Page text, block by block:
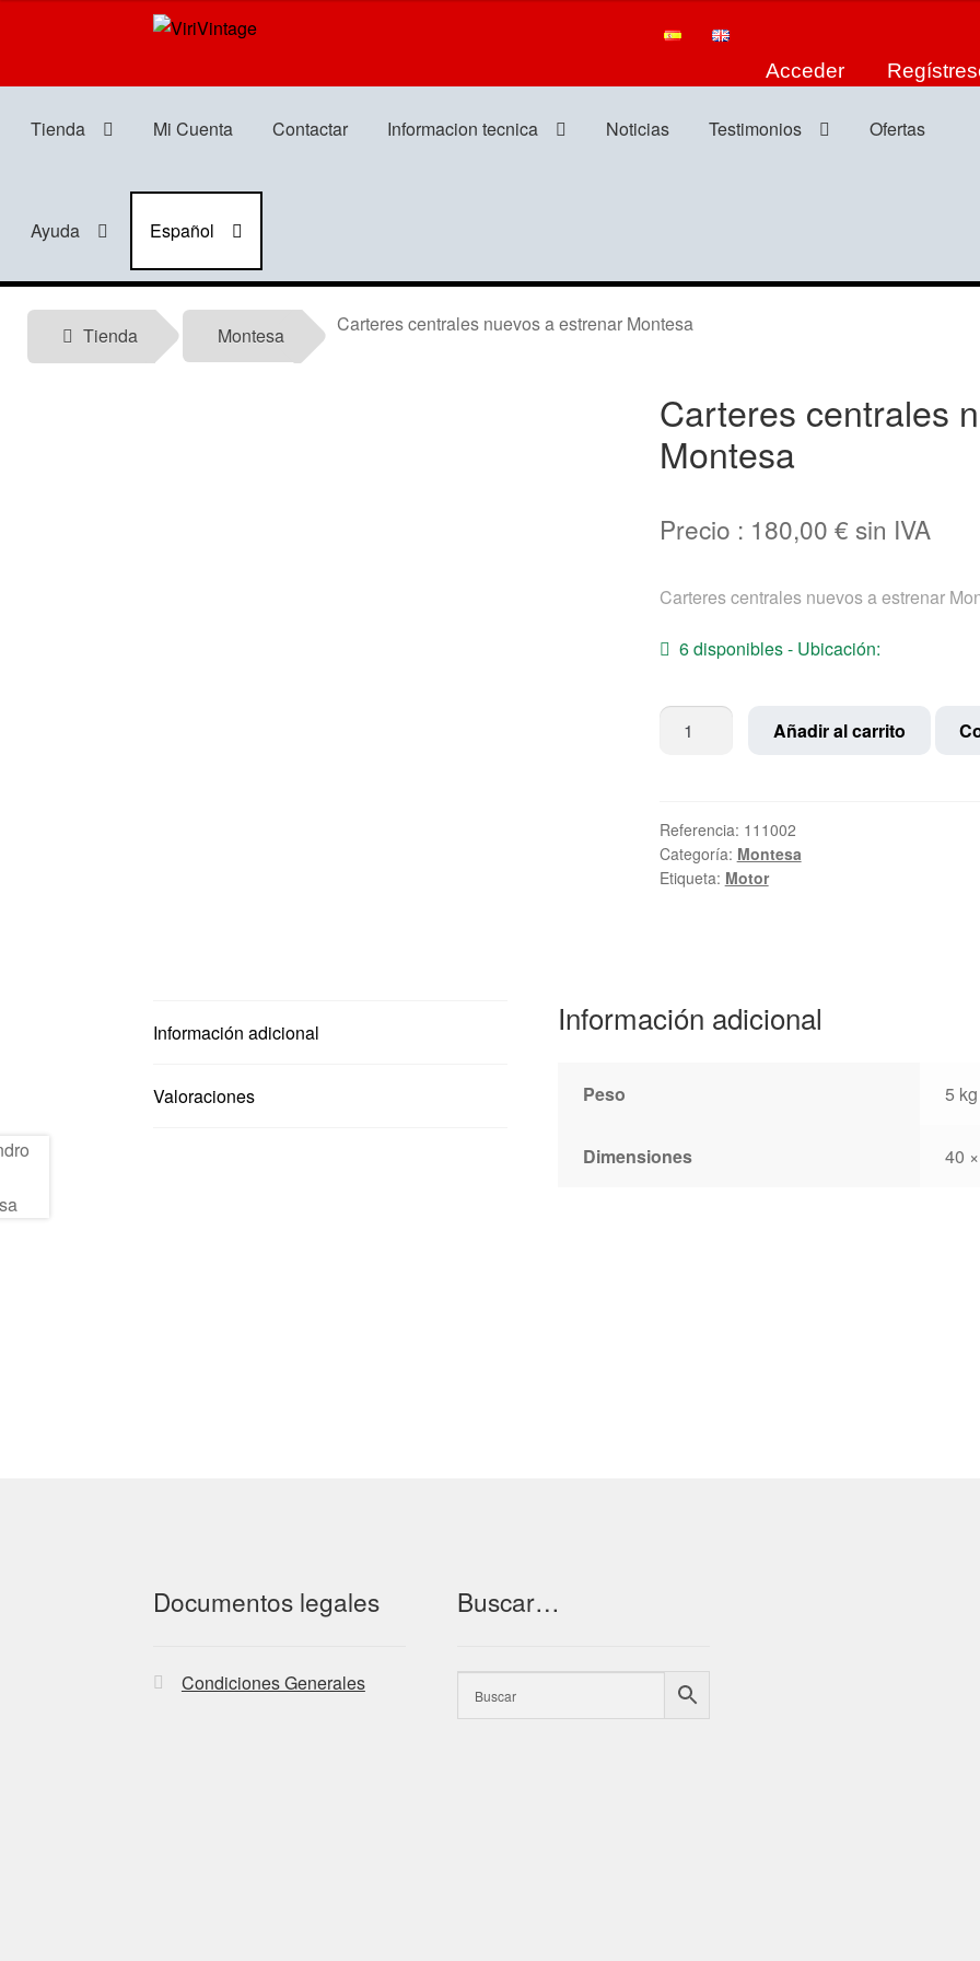
Ir
la
Ir
contenido
Acceder
Tienda Mi Cuenta Contactar Informacion tecnica Noticias Testimonios Ofertas
Ayuda Español
Tienda Montesa Carteres centrales nuevos a estrenar Montesa
Carteres centrales
Montesa
Precio : 180,00 € sin IVA
Carteres centrales nuevos a estrenar
6 disponibles - Ubicación:
Carteres
centrales
estrenar
Montesa
cantidad
Añadir al carrito
Referencia: 111002
Categoría: Montesa
Etiqueta: Motor
Información adicional
Valoraciones
Información adicional
Peso 5 kg
Dimensiones 40
Documentos legales
Condiciones Generales
Buscar…